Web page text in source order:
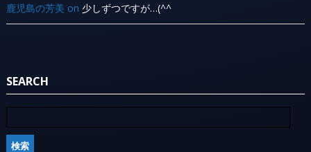
鹿児島の芳美 on 少しずつですが…(^^ ゞ
SEARCH